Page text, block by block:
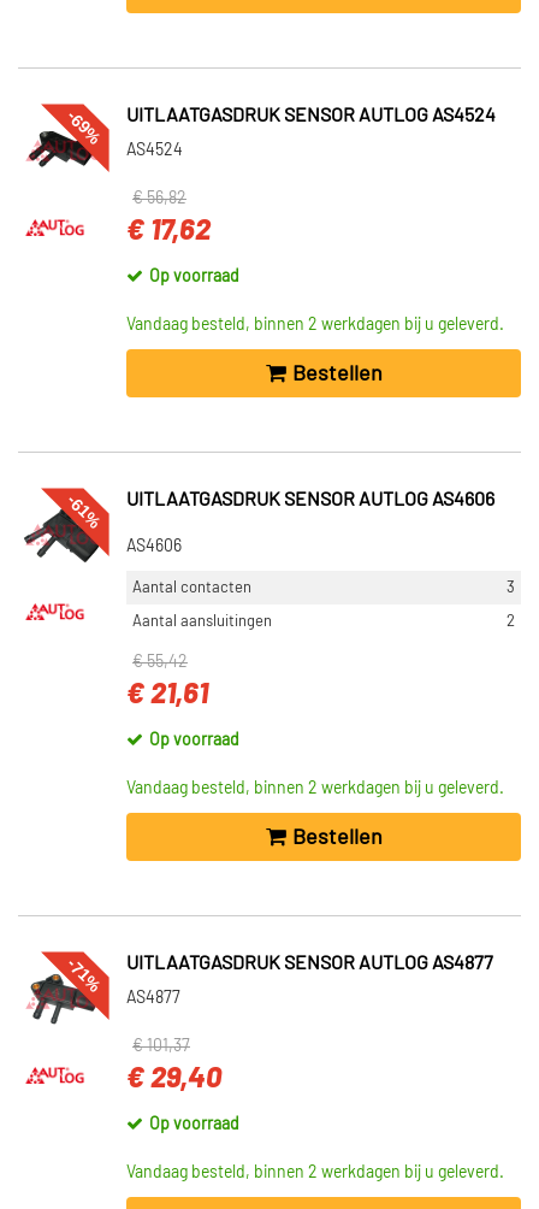
-69% UITLAATGASDRUK SENSOR AUTLOG AS4524
AS4524
€ 56,82
€ 17,62
Op voorraad
Vandaag besteld, binnen 2 werkdagen bij u geleverd.
Bestellen
-61% UITLAATGASDRUK SENSOR AUTLOG AS4606
AS4606
Aantal contacten
3
Aantal aansluitingen
2
€ 55,42
€ 21,61
Op voorraad
Vandaag besteld, binnen 2 werkdagen bij u geleverd.
Bestellen
-71% UITLAATGASDRUK SENSOR AUTLOG AS4877
AS4877
€ 101,37
€ 29,40
Op voorraad
Vandaag besteld, binnen 2 werkdagen bij u geleverd.